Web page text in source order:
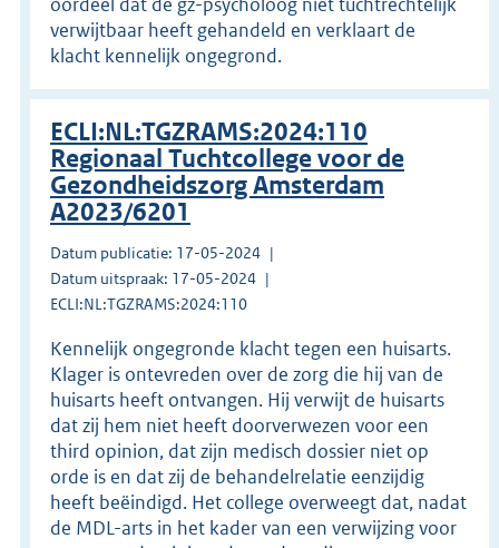
verwijtbaar heeft gehandeld en verklaart de
klacht kennelijk ongegrond.
ECLI:NL:TGZRAMS:2024:110
Regionaal Tuchtcollege voor de
Gezondheidszorg Amsterdam
A2023/6201
Datum publicatie: 17-05-2024
Datum uitspraak: 17-05-2024
ECLI:NL:TGZRAMS:2024:110
Kennelijk ongegronde klacht tegen een huisarts.
Klager is ontevreden over de zorg die hij van de
huisarts heeft ontvangen. Hij verwijt de huisarts
dat zij hem niet heeft doorverwezen voor een
third opinion, dat zijn medisch dossier niet op
orde is en dat zij de behandelrelatie eenzijdig
heeft beëindigd. Het college overweegt dat, nadat
de MDL-arts in het kader van een verwijzing voor